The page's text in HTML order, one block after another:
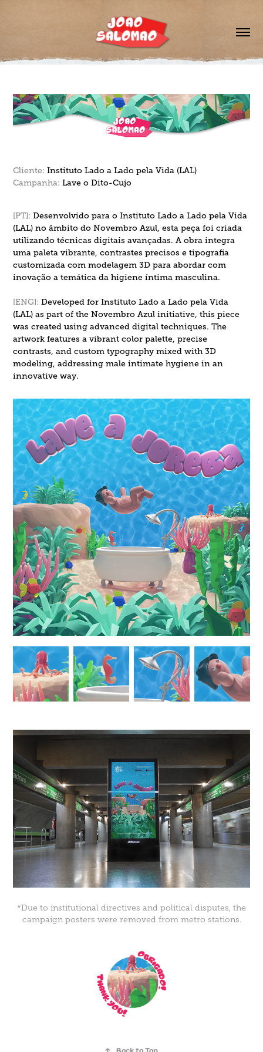
Cliente: Instituto Lado a Lado pela Vida (LAL)
Campanha:Lave o Dito-Cujo
[PT]: Desenvolvido para o Instituto Lado a Lado pela Vida
(LAL) no âmbito do Novembro Azul, esta peça foi criada
utilizando técnicas digitais avançadas. A obra integra
uma paleta vibrante, contrastes precisos e tipografia
customizada com modelagem 3D para abordar com
inovação a temática da higiene íntima masculina.
[ENG]:Developed for Instituto Lado a Lado pela Vida
(LAL) as part of the Novembro Azul initiative, this piece
was created using advanced digital techniques. The
artwork features a vibrant color palette, precise
contrasts, and custom typography mixed with 3D
modeling, addressing male intimate hygiene in an
innovative way.
*Due to institutional directives and political disputes, the
campaign posters were removed from metro stations.